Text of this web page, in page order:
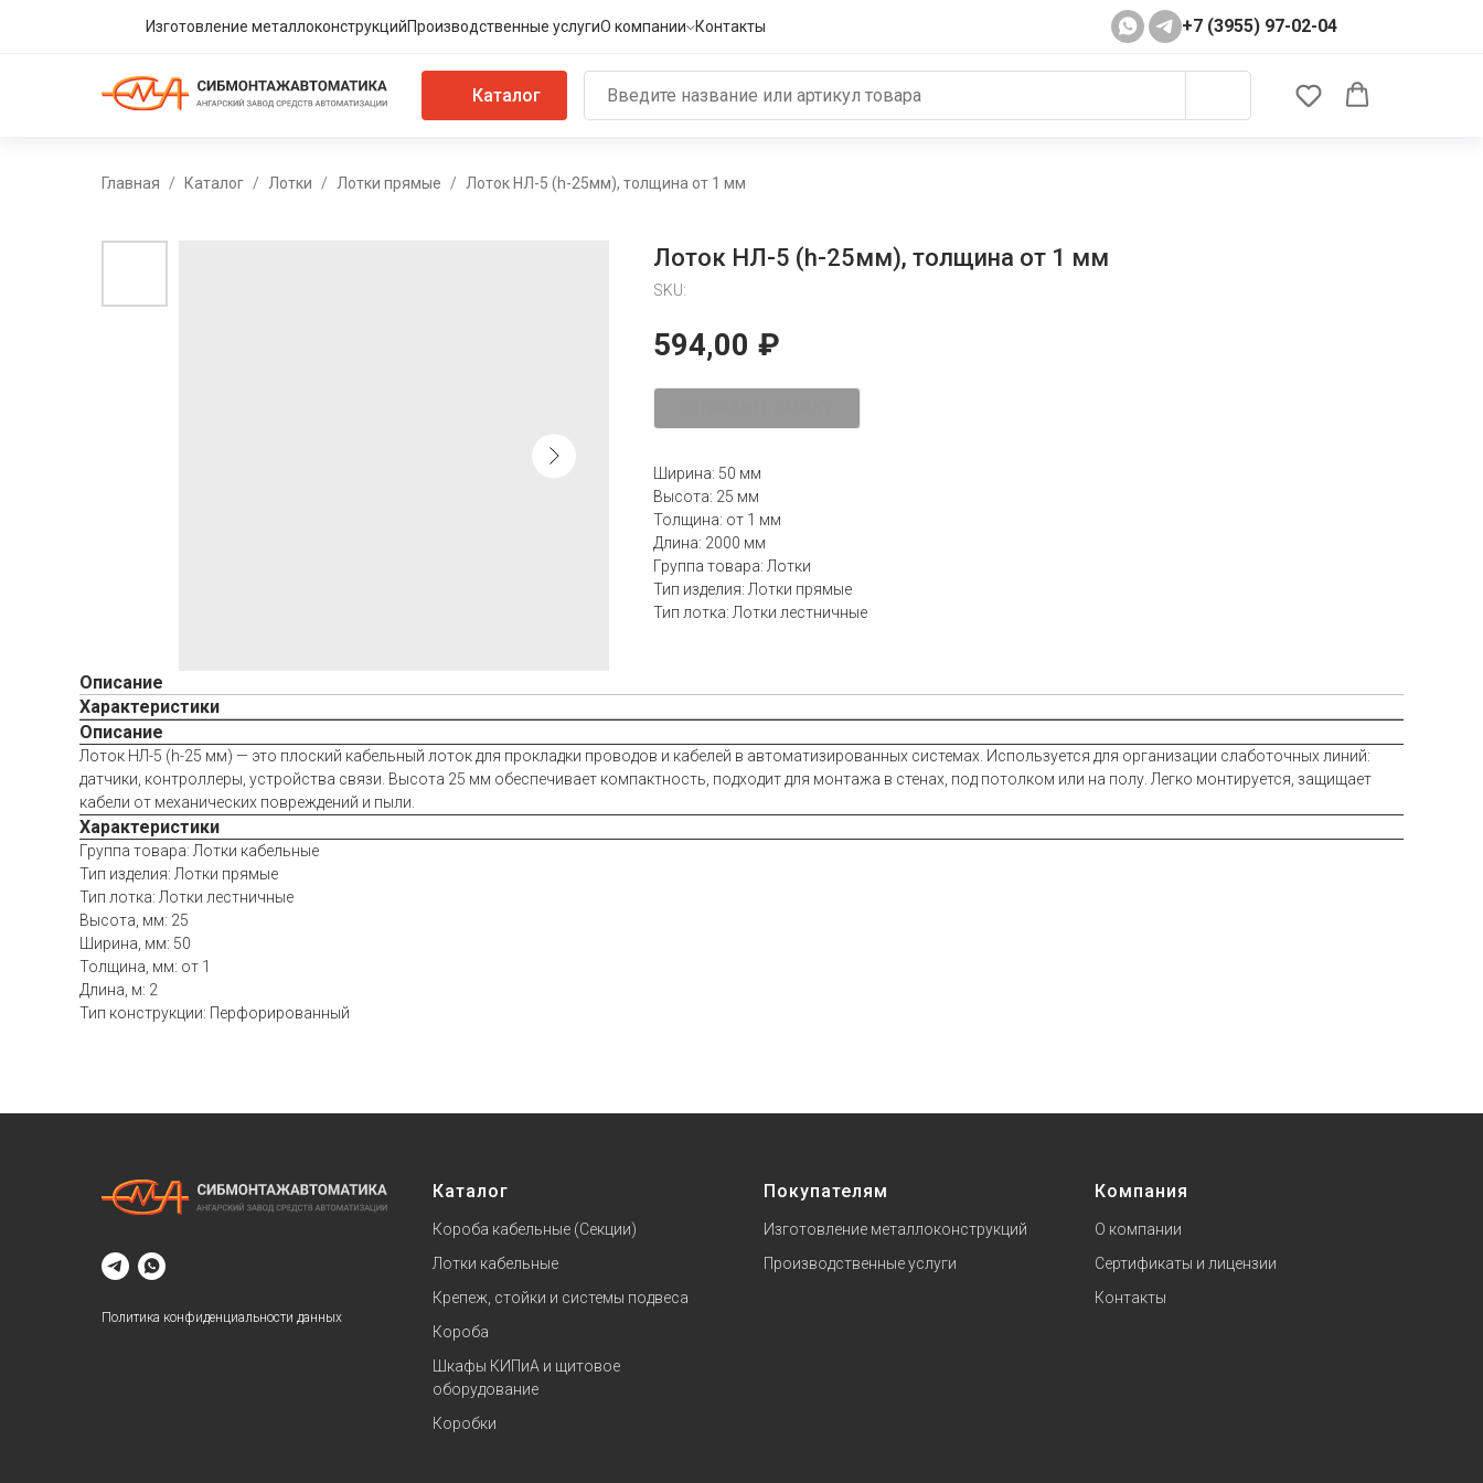
Изготовление металлоконструкцийПроизводственные услугиО компании Контакты +7 (3955) 97-02-04
Каталог
Главная Каталог Лотки Лотки прямые Лоток НЛ-5 (h-25мм), толщина от 1 мм
Лоток НЛ-5 (h-25мм), толщина от 1 мм
SKU:
594,00 ₽
Ширина: 50 мм
Высота: 25 мм
Толщина: от 1 мм
Длина: 2000 мм
Группа товара: Лотки
Тип изделия: Лотки прямые
Тип лотка: Лотки лестничные
Описание
Характеристики
Описание
Лоток НЛ-5 (h-25 мм) — это плоский кабельный лоток для прокладки проводов и кабелей в автоматизированных системах. Используется для организации слаботочных линий:
датчики, контроллеры, устройства связи. Высота 25 мм обеспечивает компактность, подходит для монтажа в стенах, под потолком или на полу. Легко монтируется, защищает
кабели от механических повреждений и пыли.
Характеристики
Группа товара: Лотки кабельные
Тип изделия: Лотки прямые
Тип лотка: Лотки лестничные
Высота, мм: 25
Ширина, мм: 50
Толщина, мм: от 1
Длина, м: 2
Тип конструкции: Перфорированный
Политика конфиденциальности данных
Каталог
Короба кабельные (Секции)
Лотки кабельные
Крепеж, стойки и системы подвеса
Короба
Шкафы КИПиА и щитовое
оборудование
Коробки
Покупателям
Изготовление металлоконструкций
Производственные услуги
Компания
О компании
Сертификаты и лицензии
Контакты